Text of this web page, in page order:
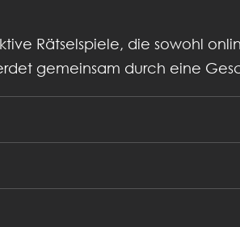
Rätselspiele, die sowohl
gemeinsam durch eine